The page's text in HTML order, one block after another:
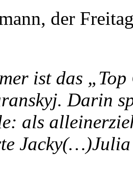
der
ist das
Darin
als